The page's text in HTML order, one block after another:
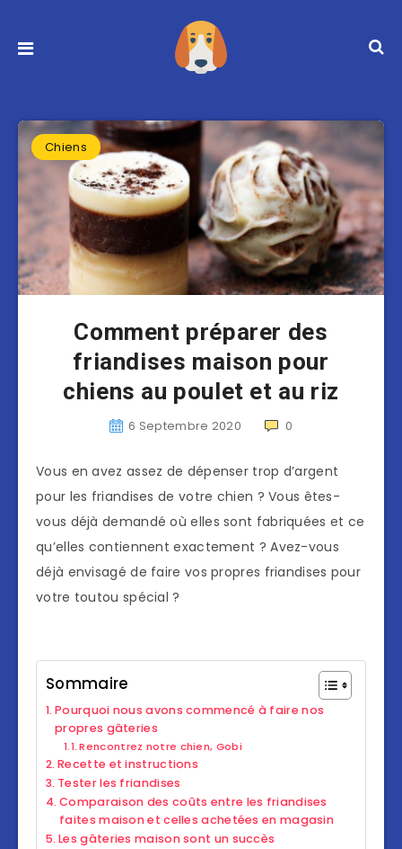
Chiens
Comment préparer des
friandises maison pour
chiens au poulet et au riz
6 Septembre 2020 0
Vous en avez assez de dépenser trop d’argent
pour les friandises de votre chien ? Vous êtes-
vous déjà demandé où elles sont fabriquées et ce
qu’elles contiennent exactement ? Avez-vous
déjà envisagé de faire vos propres friandises pour
votre toutou spécial ?
Sommaire
Pourquoi nous avons commencé à faire nos
propres gâteries
Rencontrez notre chien, Gobi
Recette et instructions
Tester les friandises
Comparaison des coûts entre les friandises
faites maison et celles achetées en magasin
Les gâteries maison sont un succès